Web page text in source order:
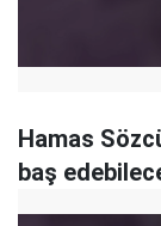
Hamas
baş